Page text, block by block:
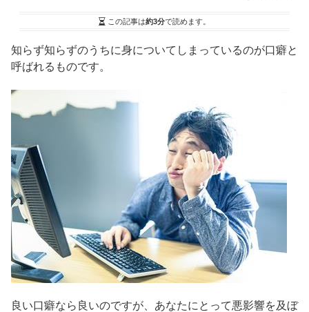
この記事は約3分で読めます。
知らず知らずのうちに身についてしまっているのが口癖と
呼ばれるものです。
良い口癖なら良いのですが、あなたにとって悪影響を及ぼ